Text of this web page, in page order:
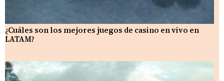
¿Cuáles son los mejores juegos de casino en vivo en
LATAM?